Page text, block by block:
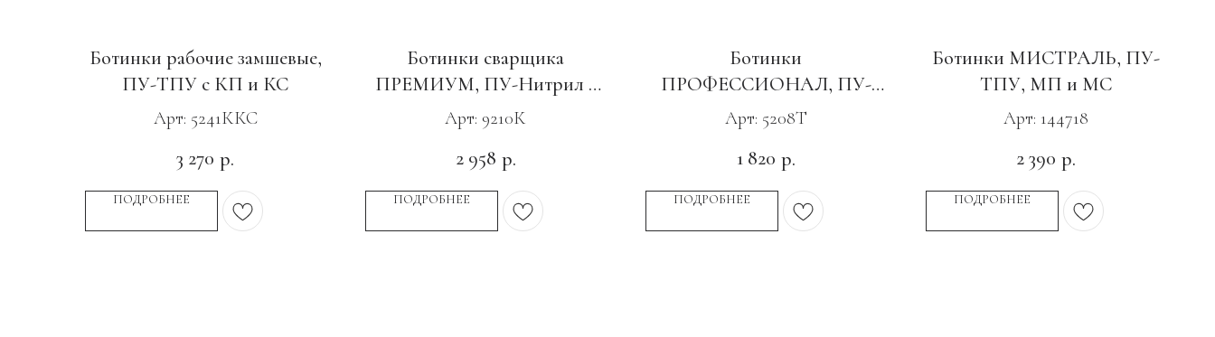
Ботинки рабочие замшевые,
ПУ-ТПУ с КП и КС
Арт: 5241ККС
3 270 р.
ПОДРОБНЕЕ
Ботинки сварщика
ПРЕМИУМ, ПУ-Нитрил с
КП
Арт: 9210К
2 958 р.
ПОДРОБНЕЕ
Ботинки
ПРОФЕССИОНАЛ, ПУ-
ТПУ с МП
Арт: 5208Т
1 820 р.
ПОДРОБНЕЕ
Ботинки МИСТРАЛЬ, ПУ-
ТПУ, МП и МС
Арт: 144718
2 390 р.
ПОДРОБНЕЕ